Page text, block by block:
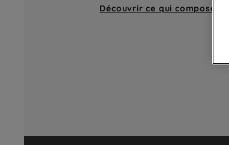
Découvrir ce qui compose